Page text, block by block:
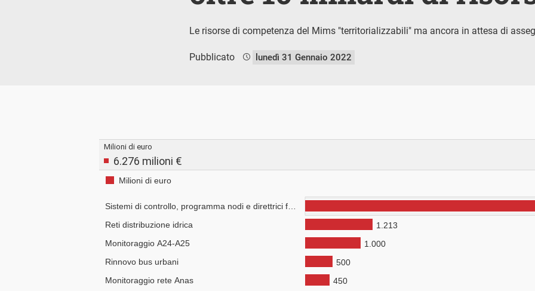
Le risorse di competenza del Mims "territorializzabili" ma ancora in attesa di
Pubblicato lunedì 31 Gennaio 2022